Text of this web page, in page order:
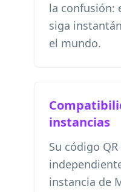
la confusión:
siga
el mundo.
instancias
Su código
instancia de